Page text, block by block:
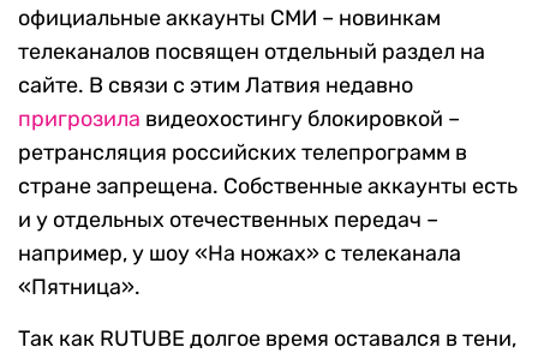
официальные аккаунты СМИ – новинкам
телеканалов посвящен отдельный раздел на
сайте. В связи с этим Латвия недавно
пригрозила видеохостингу блокировкой –
ретрансляция российских телепрограмм в
стране запрещена. Собственные аккаунты есть
и у отдельных отечественных передач –
например, у шоу «На ножах» с телеканала
«Пятница».
Так как RUTUBE долгое время оставался в тени,